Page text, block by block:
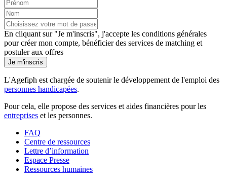
En cliquant sur "Je m'inscris", j'accepte les conditions générales
pour créer mon compte, bénéficier des services de matching et
postuler aux offres
Je m'inscris
L'Agefiph est chargée de soutenir le développement de l'emploi des
personnes handicapées.
Pour cela, elle propose des services et aides financières pour les
entreprises et les personnes.
FAQ
Centre de ressources
Lettre d’information
Espace Presse
Ressources humaines